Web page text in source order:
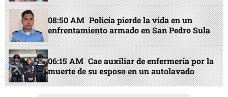
08:50 AM Policía pierde la vida en un
enfrentamiento armado en San Pedro Sula
06:15 AM Cae auxiliar de enfermería por la
muerte de su esposo en un autolavado